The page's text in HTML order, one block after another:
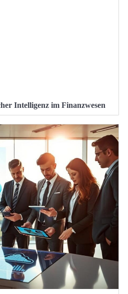
Intelligenz im Finanzwesen